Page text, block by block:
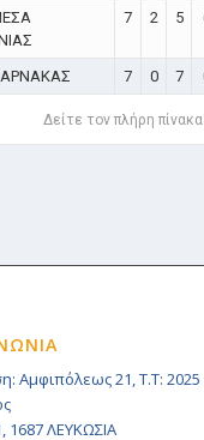
7 2 5
7 0 7
Δείτε τον πλήρη πίνακα
Αμφιπόλεως 21, Τ.Τ: 2025
1687 ΛΕΥΚΩΣΙΑ